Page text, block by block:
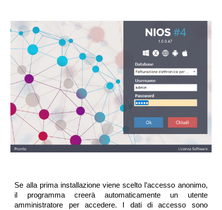
Se alla prima installazione viene scelto l’accesso anonimo,
il programma creerà automaticamente un utente
amministratore per accedere. I dati di accesso sono